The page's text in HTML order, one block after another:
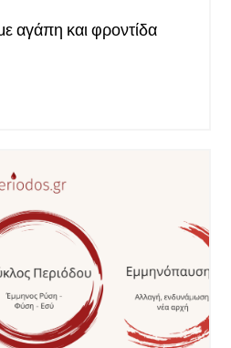
αγάπη και φροντίδα